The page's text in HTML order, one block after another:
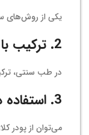
یکی از روش‌های
2. ترکیب
در طب سنتی،
3.
می‌توان از پودر